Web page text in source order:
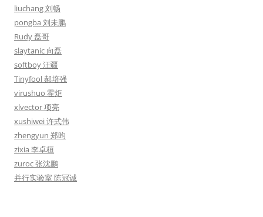
liuchang 刘畅
pongba 刘未鹏
Rudy 磊哥
slaytanic 向磊
softboy 汪疆
Tinyfool 郝培强
virushuo 霍炬
xlvector 项亮
xushiwei 许式伟
zhengyun 郑昀
zixia 李卓桓
zuroc 张沈鹏
并行实验室 陈冠诚